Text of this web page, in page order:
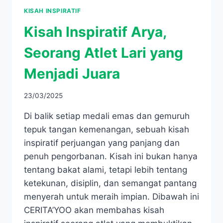
KISAH INSPIRATIF
Kisah Inspiratif Arya,
Seorang Atlet Lari yang
Menjadi Juara
23/03/2025
Di balik setiap medali emas dan gemuruh
tepuk tangan kemenangan, sebuah kisah
inspiratif perjuangan yang panjang dan
penuh pengorbanan. Kisah ini bukan hanya
tentang bakat alami, tetapi lebih tentang
ketekunan, disiplin, dan semangat pantang
menyerah untuk meraih impian. Dibawah ini
CERITA’YOO akan membahas kisah